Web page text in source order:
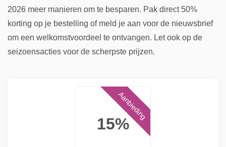
2026 meer manieren om te besparen. Pak direct 50%
korting op je bestelling of meld je aan voor de nieuwsbrief
om een welkomstvoordeel te ontvangen. Let ook op de
seizoensacties voor de scherpste prijzen.
15%
Aanbieding